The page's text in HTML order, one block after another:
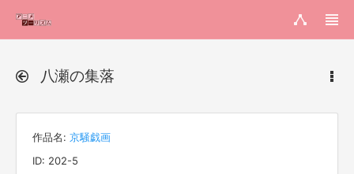
八瀬の集落
作品名: 京騒戯画
ID: 202-5